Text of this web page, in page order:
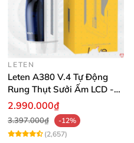
LETEN
Leten A380 V.4 Tự Động
Rung Thụt Sưởi Ấm LCD -
Mua Ngay
2.990.000₫
3.397.000₫
-12%
(2,657)